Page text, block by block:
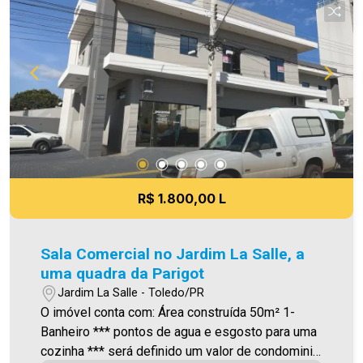
nosso site. O valor do Condomínio bem como a
taxa de mudança informados estão sujeitos a
alteração sem prévio aviso, e varia de acordo
com o custo de administração e gastos do
condomínio. Aproveite essa oportunidade! A hora
de encontrar o seu novo lar É AGORA! Imobiliária
Ativa, sinta-se em casa!
R$ 1.800,00 L
Sala Comercial no Jardim La Salle, a
uma quadra da Parigot
Jardim La Salle - Toledo/PR
O imóvel conta com: Área construída 50m² 1-
Banheiro *** pontos de agua e esgosto para uma
cozinha *** será definido um valor de condominio